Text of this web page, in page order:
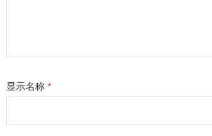
显示名称 *